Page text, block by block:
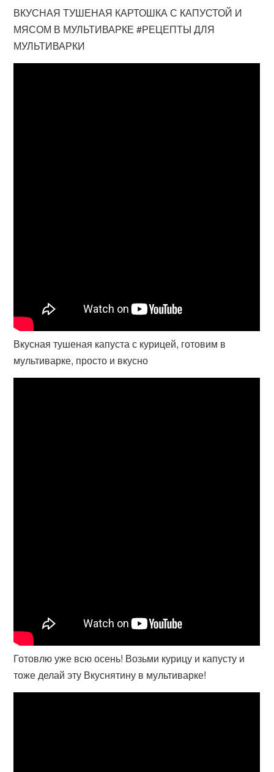
ВКУСНАЯ ТУШЕНАЯ КАРТОШКА С КАПУСТОЙ И
МЯСОМ В МУЛЬТИВАРКЕ #РЕЦЕПТЫ ДЛЯ
МУЛЬТИВАРКИ
Вкусная тушеная капуста с курицей, готовим в
мультиварке, просто и вкусно
Готовлю уже всю осень! Возьми курицу и капусту и
тоже делай эту Вкуснятину в мультиварке!